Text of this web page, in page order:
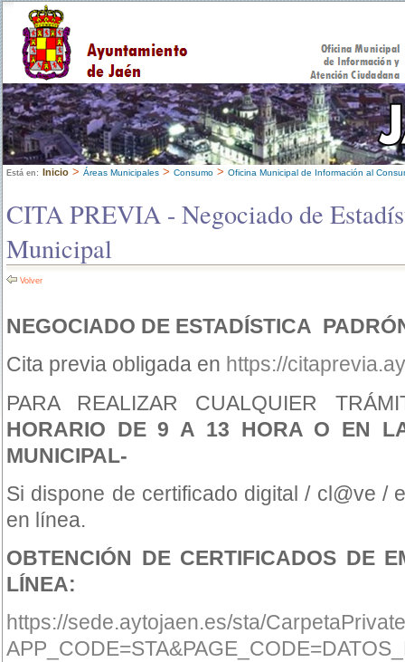
Está en: Inicio > Áreas Municipales > Consumo > Oficina Municipal de Información al
CITA PREVIA - Negociado de
Municipal
Volver
NEGOCIADO DE ESTADÍSTICA
Cita previa obligada en https://
PARA REALIZAR CUALQUIER
HORARIO DE 9 A 13 HORA O EN
MUNICIPAL-
Si dispone de certificado digital / cl@ve /
en línea.
OBTENCIÓN DE CERTIFICADOS DE
LÍNEA:
https://sede.aytojaen.es/sta/